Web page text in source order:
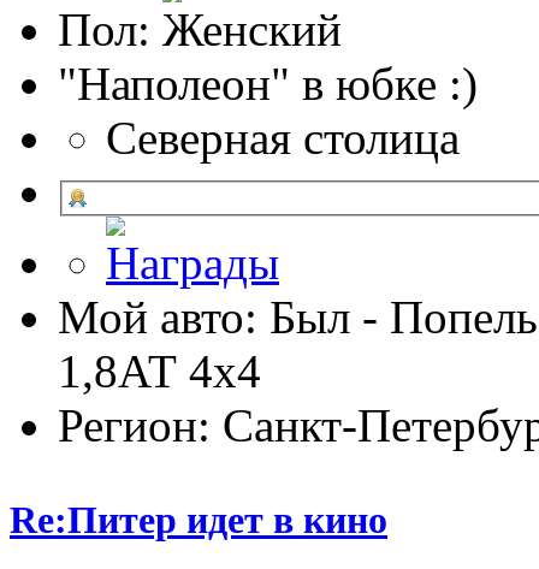
Пол:
"Наполеон" в юбке :)
Северная столица
Мой авто: Был -
1,8АТ 4х4
Регион: Санкт-
Re:Питер идет в кино